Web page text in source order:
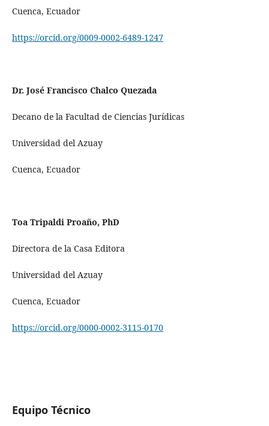
Cuenca, Ecuador
https://orcid.org/0009-0002-6489-1247
Dr. José Francisco Chalco Quezada
Decano de la Facultad de Ciencias Jurídicas
Universidad del Azuay
Cuenca, Ecuador
Toa Tripaldi Proaño, PhD
Directora de la Casa Editora
Universidad del Azuay
Cuenca, Ecuador
https://orcid.org/0000-0002-3115-0170
Equipo Técnico